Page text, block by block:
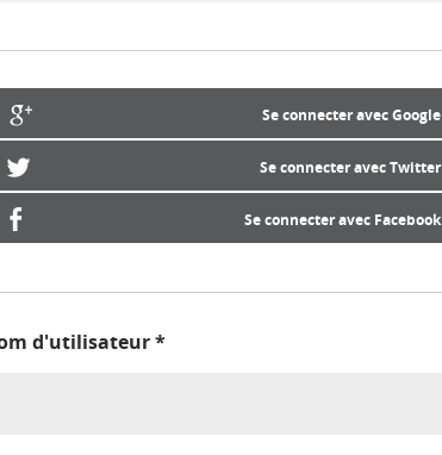
Se connecter avec Google
Se connecter avec Twitter
Se connecter avec Facebook
d'utilisateur*